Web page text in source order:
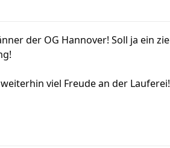
der OG Hannover! Soll ja ein
viel Freude an der Lauferei!